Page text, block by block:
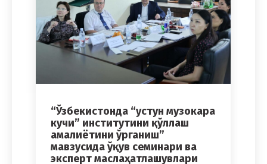
“Ўзбекистонда “устун музокара
кучи” институтини қўллаш
амалиётини ўрганиш”
мавзусида ўқув семинари ва
эксперт маслаҳатлашувлари